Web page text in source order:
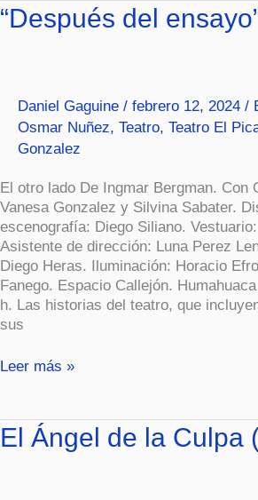
“Después del
Daniel Gaguine / febrero 12, 2024 /
Osmar Nuñez, Teatro, Teatro El
Gonzalez
El otro lado De Ingmar Bergman. Con
Vanesa Gonzalez y Silvina Sabater.
escenografía: Diego Siliano.
Asistente de dirección: Luna Perez
Diego Heras. Iluminación: Horacio
Fanego. Espacio Callejón.
h. Las historias del teatro, que
sus
“Después
del
Leer más »
El Ángel de la Culpa
El
Ángel